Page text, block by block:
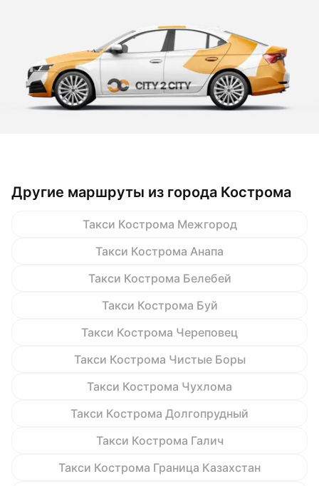
Другие маршруты из города Кострома
Такси Кострома Межгород
Такси Кострома Анапа
Такси Кострома Белебей
Такси Кострома Буй
Такси Кострома Череповец
Такси Кострома Чистые Боры
Такси Кострома Чухлома
Такси Кострома Долгопрудный
Такси Кострома Галич
Такси Кострома Граница Казахстан